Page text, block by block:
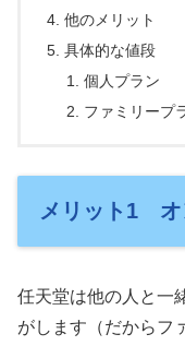
他のメリット
具体的な値段
個人プラン
ファミリープ
メリット1 オ
任天堂は他の人と一
がします（だからフ